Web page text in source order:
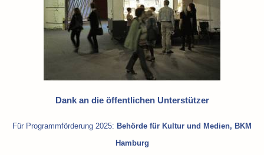
Dank an die öffentlichen Unterstützer
Für Programmförderung 2025: Behörde für Kultur und Medien, BKM
Hamburg